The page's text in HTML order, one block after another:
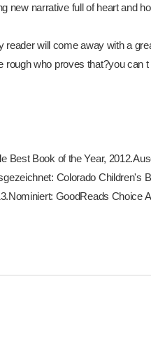
new narrative full of heart and
will come away with a
rough who proves that?you can
Best Book of the Year,
Colorado Children's
GoodReads Choice